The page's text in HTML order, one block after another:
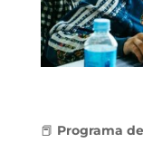
📕 Programa